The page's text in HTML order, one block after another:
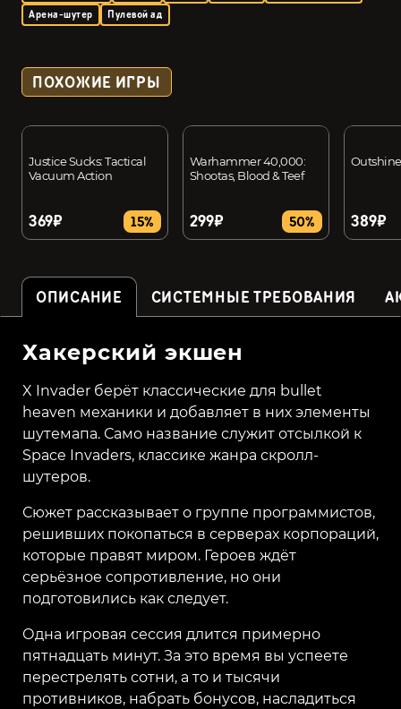
Арена-шутер
Пулевой ад
ПОХОЖИЕ ИГРЫ
Justice Sucks: Tactical
Vacuum Action
369₽ 15%
Warhammer 40,000:
Shootas, Blood & Teef
299₽ 50%
Outshine
389₽
ОПИСАНИЕ СИСТЕМНЫЕ ТРЕБОВАНИЯ
Хакерский экшен
X Invader берёт классические для bullet
heaven механики и добавляет в них элементы
шутемапа. Само название служит отсылкой к
Space Invaders, классике жанра скролл-
шутеров.
Сюжет рассказывает о группе программистов,
решивших покопаться в серверах корпораций,
которые правят миром. Героев ждёт
серьёзное сопротивление, но они
подготовились как следует.
Одна игровая сессия длится примерно
пятнадцать минут. За это время вы успеете
перестрелять сотни, а то и тысячи
противников, набрать бонусов, насладиться